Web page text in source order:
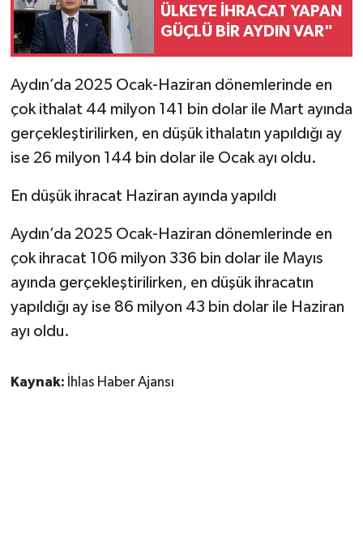
ÜLKEYE İHRACAT YAPAN
GÜÇLÜ BİR AYDIN VAR"
Aydın’da 2025 Ocak-Haziran dönemlerinde en
çok ithalat 44 milyon 141 bin dolar ile Mart ayında
gerçekleştirilirken, en düşük ithalatın yapıldığı ay
ise 26 milyon 144 bin dolar ile Ocak ayı oldu.
En düşük ihracat Haziran ayında yapıldı
Aydın’da 2025 Ocak-Haziran dönemlerinde en
çok ihracat 106 milyon 336 bin dolar ile Mayıs
ayında gerçekleştirilirken, en düşük ihracatın
yapıldığı ay ise 86 milyon 43 bin dolar ile Haziran
ayı oldu.
Kaynak: İhlas Haber Ajansı